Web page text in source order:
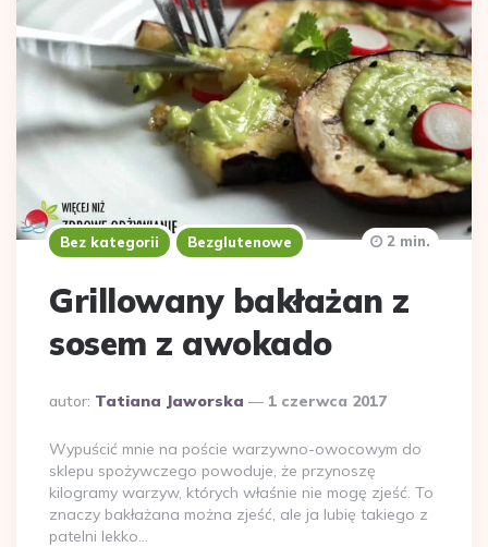
Bez kategorii Bezglutenowe
Grillowany bakłażan z
sosem z awokado
Dodane
autor: Tatiana Jaworska 1 czerwca 2017
2 min.
Wypuścić mnie na poście warzywno-owocowym do
sklepu spożywczego powoduje, że przynoszę
kilogramy warzyw, których właśnie nie mogę zjeść. To
znaczy bakłażana można zjeść, ale ja lubię takiego z
patelni lekko…